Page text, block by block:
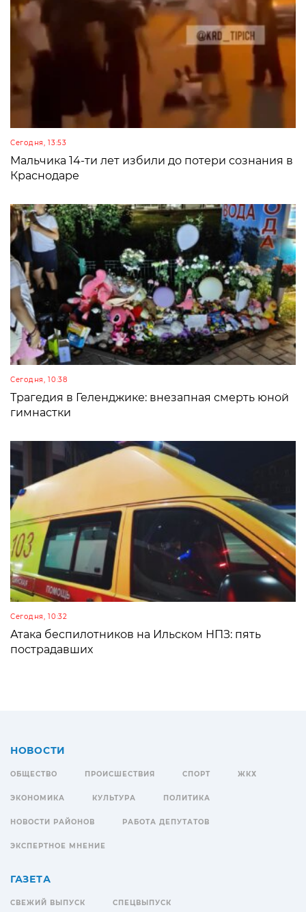
Сегодня, 13:53
Мальчика 14-ти лет избили до потери сознания в
Краснодаре
Сегодня, 10:38
Трагедия в Геленджике: внезапная смерть юной
гимнастки
Сегодня, 10:32
Атака беспилотников на Ильском НПЗ: пять
пострадавших
НОВОСТИ
ОБЩЕСТВО ПРОИСШЕСТВИЯ СПОРТ ЖКХ
ЭКОНОМИКА КУЛЬТУРА ПОЛИТИКА
НОВОСТИ РАЙОНОВ РАБОТА ДЕПУТАТОВ
ЭКСПЕРТНОЕ МНЕНИЕ
ГАЗЕТА
СВЕЖИЙ ВЫПУСК СПЕЦВЫПУСК